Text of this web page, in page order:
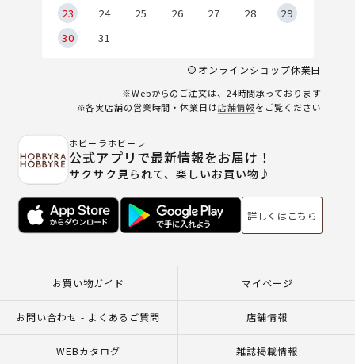
23
24 25 26 27 28
29
30
31
オンラインショップ休業日
※Webからのご注文は、24時間承っております
※各実店舗の営業時間・休業日は店舗情報をご覧ください
ホビーラホビーレ
公式アプリで最新情報をお届け！
サクサク見られて、楽しいお買い物♪
詳しくはこちら
お買い物ガイド マイページ
お問い合わせ - よくあるご質問 店舗情報
WEBカタログ 雑誌掲載情報